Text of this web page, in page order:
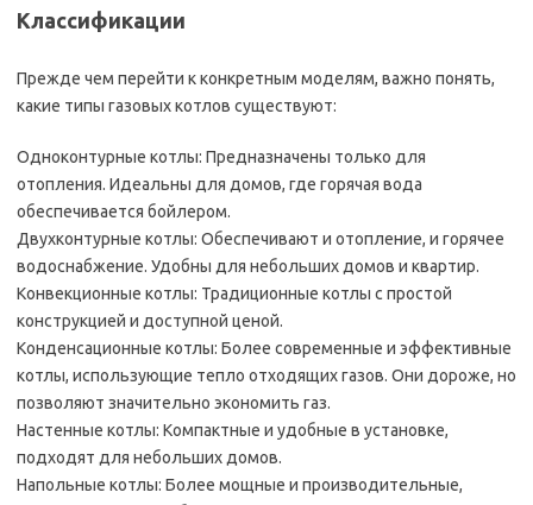
Классификации
Прежде чем перейти к конкретным моделям, важно понять,
какие типы газовых котлов существуют:
Одноконтурные котлы: Предназначены только для
отопления. Идеальны для домов, где горячая вода
обеспечивается бойлером.
Двухконтурные котлы: Обеспечивают и отопление, и горячее
водоснабжение. Удобны для небольших домов и квартир.
Конвекционные котлы: Традиционные котлы с простой
конструкцией и доступной ценой.
Конденсационные котлы: Более современные и эффективные
котлы, использующие тепло отходящих газов. Они дороже, но
позволяют значительно экономить газ.
Настенные котлы: Компактные и удобные в установке,
подходят для небольших домов.
Напольные котлы: Более мощные и производительные,